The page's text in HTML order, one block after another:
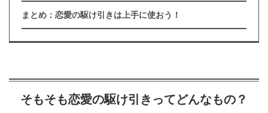
まとめ：恋愛の駆け引きは上手に使おう！
そもそも恋愛の駆け引きってどんなもの？